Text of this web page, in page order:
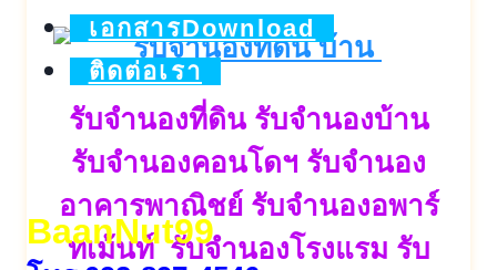
เอกสารDownload
ติดต่อเรา
BaanNut99
รับจำนองที่ดิน รับจำนองบ้าน
รับจำนองคอนโดฯ รับจำนอง
อาคารพาณิชย์ รับจำนองอพาร์
ทเม้นท์ รับจำนองโรงแรม รับ